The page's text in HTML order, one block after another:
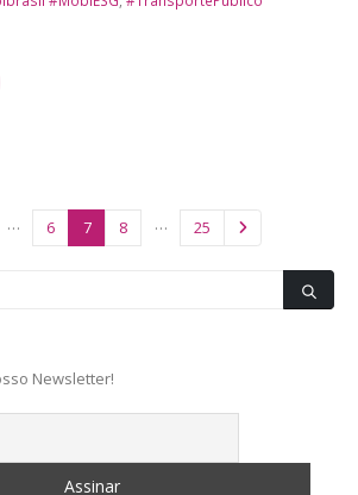
… 6 7 8 … 25
Newsletter!